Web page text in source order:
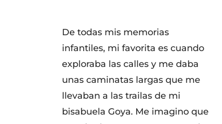
De todas mis memorias
infantiles, mi favorita es cuando
exploraba las calles y me daba
unas caminatas largas que me
llevaban a las trailas de mi
bisabuela Goya. Me imagino que